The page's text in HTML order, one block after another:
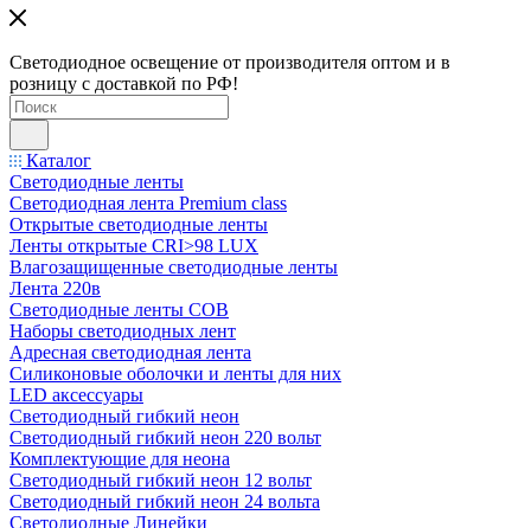
Светодиодное освещение от производителя оптом и в
розницу с доставкой по РФ!
Каталог
Светодиодные ленты
Светодиодная лента Premium class
Открытые светодиодные ленты
Ленты открытые CRI>98 LUX
Влагозащищенные светодиодные ленты
Лента 220в
Светодиодные ленты COB
Наборы светодиодных лент
Адресная светодиодная лента
Силиконовые оболочки и ленты для них
LED аксессуары
Светодиодный гибкий неон
Светодиодный гибкий неон 220 вольт
Комплектующие для неона
Светодиодный гибкий неон 12 вольт
Светодиодный гибкий неон 24 вольта
Светодиодные Линейки